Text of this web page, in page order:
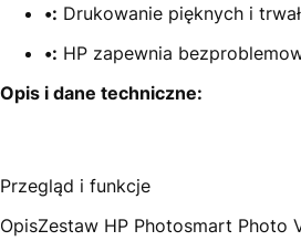
•: Drukowanie pięknych i
•: HP zapewnia
Opis i dane techniczne:
Przegląd i funkcje
OpisZestaw HP Photosmart Photo